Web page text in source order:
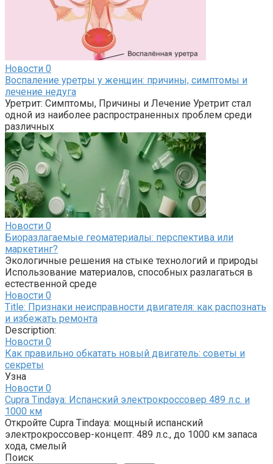
Новости 0
Воспаление уретры у женщин: причины, симптомы и
лечение недуга
Уретрит: Симптомы, Причины и Лечение Уретрит стал
одной из наиболее распространенных проблем среди
различных
Новости 0
Биоразлагаемые геоматериалы: перспектива или
маркетинг?
Экологичные решения на стыке технологий и природы
Использование материалов, способных разлагаться в
естественной среде
Новости 0
Title: Признаки неисправности двигателя: как распознать
и избежать ремонта
Description:
Новости 0
Как правильно обкатать новый двигатель: советы и
секреты
Узна
Новости 0
Cupra Tindaya: Испанский электрокроссовер 489 л.с. и
1000 км
Откройте Cupra Tindaya: мощный испанский
электрокроссовер-концепт. 489 л.с., до 1000 км запаса
хода, смелый
Поиск